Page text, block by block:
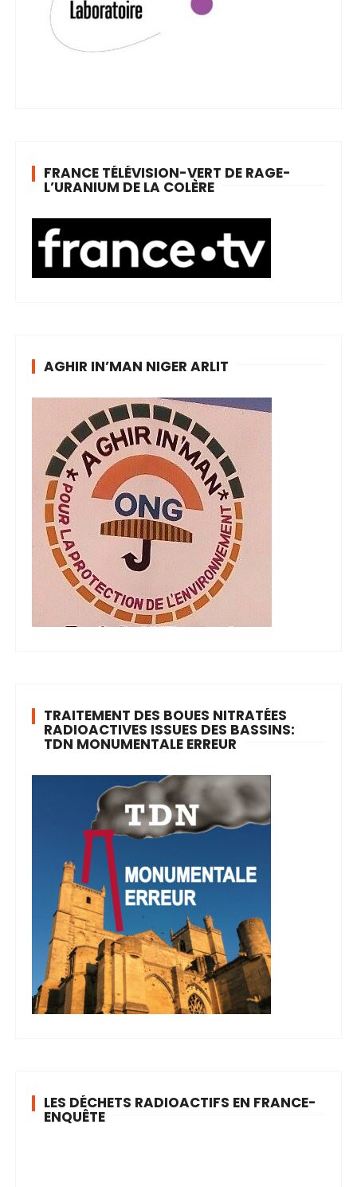
FRANCE TÉLÉVISION-VERT DE RAGE-
L’URANIUM DE LA COLÈRE
AGHIR IN’MAN NIGER ARLIT
TRAITEMENT DES BOUES NITRATÉES
RADIOACTIVES ISSUES DES BASSINS:
TDN MONUMENTALE ERREUR
LES DÉCHETS RADIOACTIFS EN FRANCE-
ENQUÊTE